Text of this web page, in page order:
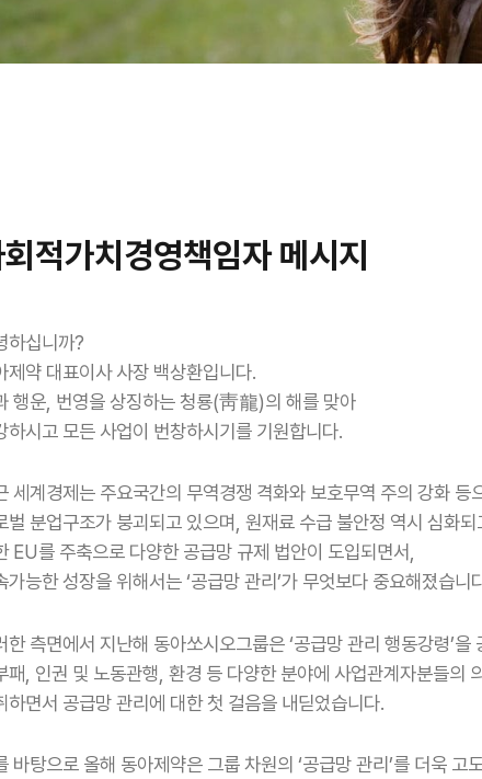
적가치경영책임자메시지
하십니까?
제약 대표이사 사장 백상환입니다.
행운, 번영을 상징하는 청룡(靑龍)의 해를 맞아
하시고 모든 사업이 번창하시기를 기원합니다.
세계경제는 주요국간의 무역경쟁 격화와 보호무역 주의 강화 등
벌 분업구조가 붕괴되고 있으며, 원재료 수급 불안정 역시 심화되
EU를 주축으로 다양한 공급망 규제 법안이 도입되면서,
가능한 성장을 위해서는 ‘공급망 관리’가 무엇보다 중요해졌습니
한 측면에서 지난해 동아쏘시오그룹은 ‘공급망 관리 행동강령’을
패, 인권 및 노동관행, 환경 등 다양한 분야에 사업관계자분들의
하면서 공급망 관리에 대한 첫 걸음을 내딛었습니다.
바탕으로 올해 동아제약은 그룹 차원의 ‘공급망 관리’를 더욱 고